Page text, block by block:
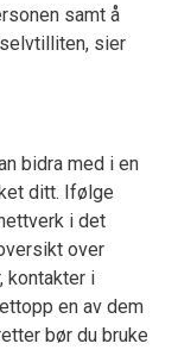
samt å
sier
bidra med i en
ditt. Ifølge
i det
over
kontakter i
en av dem
bør du bruke